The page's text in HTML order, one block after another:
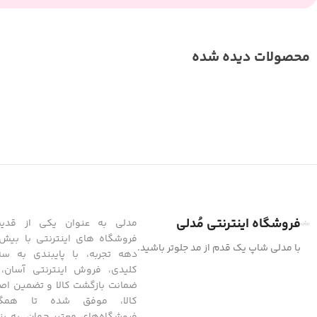
محصولات دیده شده
فروشگاه اینترنتی مُدلی
با مدلی شاپ یک قدم از مد جلوتر باشید.
مدلی به عنوان یکی از
فروشگاه های اینترنتی با
دهه تجربه، با پایبندی به
ضمانت بازگشت کالا و تضمین
کالا، موفق شده تا